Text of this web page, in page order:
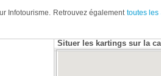
Infotourisme. Retrouvez également toutes les
Situer les kartings sur la